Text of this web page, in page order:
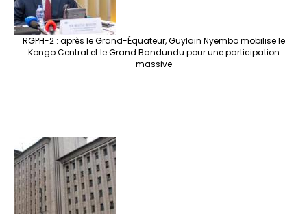
RGPH-2 : après le Grand-Équateur, Guylain Nyembo mobilise le
Kongo Central et le Grand Bandundu pour une participation
massive